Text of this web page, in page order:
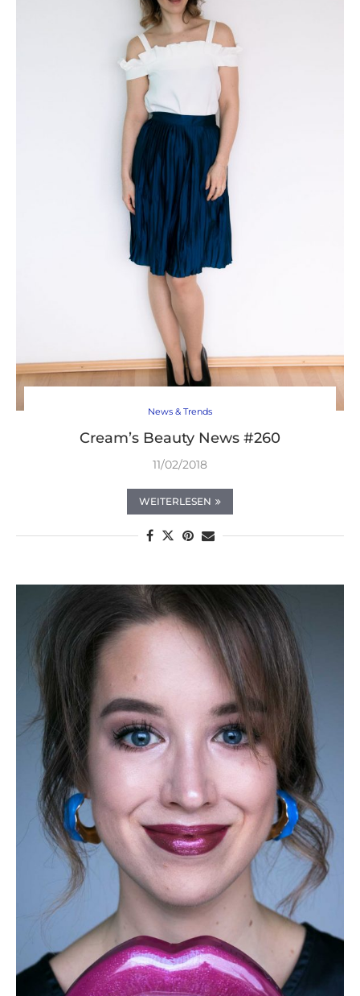
News & Trends
Cream’s Beauty News #260
11/02/2018
WEITERLESEN